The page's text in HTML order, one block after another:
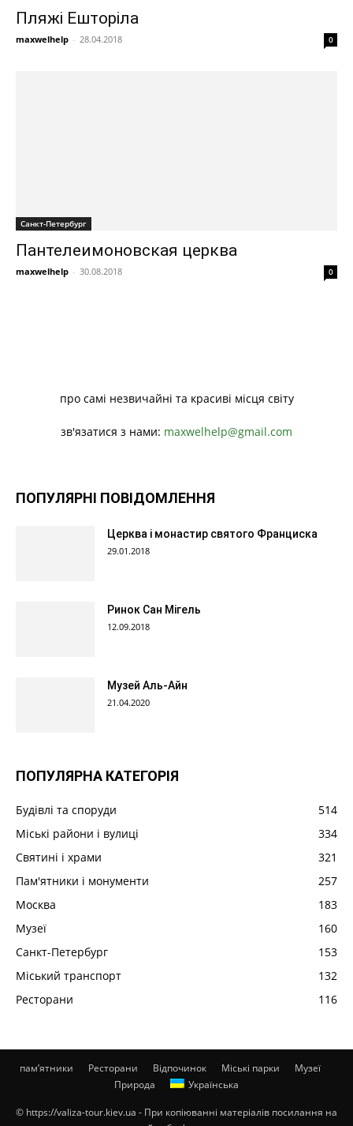
Пляжі Ешторіла
maxwelhelp - 28.04.2018 0
Санкт-Петербург
Пантелеимоновская церква
maxwelhelp - 30.08.2018 0
про самі незвичайні та красиві місця світу
зв'язатися з нами: maxwelhelp@gmail.com
ПОПУЛЯРНІ ПОВІДОМЛЕННЯ
Церква і монастир святого Франциска
29.01.2018
Ринок Сан Мігель
12.09.2018
Музей Аль-Айн
21.04.2020
ПОПУЛЯРНА КАТЕГОРІЯ
Будівлі та споруди
514
Міські райони і вулиці
334
Святині і храми
321
Пам'ятники і монументи
257
Москва
183
Музеї
160
Санкт-Петербург
153
Міський транспорт
132
Ресторани
116
пам’ятники Ресторани Відпочинок Міські парки
Музеї
Природа
Українська
© https://valiza-tour.kiev.ua - При копіюванні матеріалів посилання на